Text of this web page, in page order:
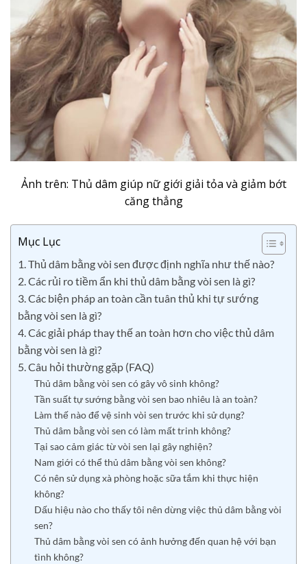
Ảnh trên: Thủ dâm giúp nữ giới giải tỏa và giảm bớt
căng thẳng
Mục Lục
1. Thủ dâm bằng vòi sen được định nghĩa như thế nào?
2. Các rủi ro tiềm ẩn khi thủ dâm bằng vòi sen là gì?
3. Các biện pháp an toàn cần tuân thủ khi tự sướng
bằng vòi sen là gì?
4. Các giải pháp thay thế an toàn hơn cho việc thủ dâm
bằng vòi sen là gì?
5. Câu hỏi thường gặp (FAQ)
Thủ dâm bằng vòi sen có gây vô sinh không?
Tần suất tự sướng bằng vòi sen bao nhiêu là an toàn?
Làm thế nào để vệ sinh vòi sen trước khi sử dụng?
Thủ dâm bằng vòi sen có làm mất trinh không?
Tại sao cảm giác từ vòi sen lại gây nghiện?
Nam giới có thể thủ dâm bằng vòi sen không?
Có nên sử dụng xà phòng hoặc sữa tắm khi thực hiện
không?
Dấu hiệu nào cho thấy tôi nên dừng việc thủ dâm bằng vòi
sen?
Thủ dâm bằng vòi sen có ảnh hưởng đến quan hệ với bạn
tình không?